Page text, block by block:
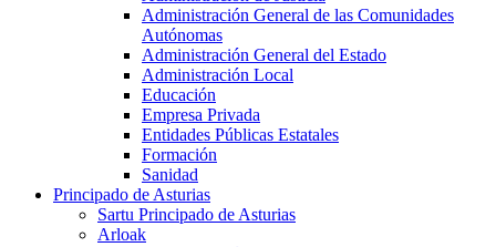
Administración General de las Comunidades
Autónomas
Administración General del Estado
Administración Local
Educación
Empresa Privada
Entidades Públicas Estatales
Formación
Sanidad
Principado de Asturias
Sartu Principado de Asturias
Arloak